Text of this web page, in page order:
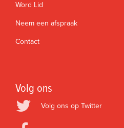
Word Lid
Neem een afspraak
Contact
Volg ons
Volg ons op Twitter